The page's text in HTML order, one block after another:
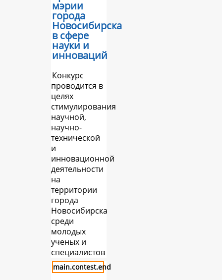
мэрии
города
Новосибирска
в сфере
науки и
инноваций
Конкурс
проводится в
целях
стимулирования
научной,
научно-
технической
и
инновационной
деятельности
на
территории
города
Новосибирска
среди
молодых
ученых и
специалистов
main.contest.end